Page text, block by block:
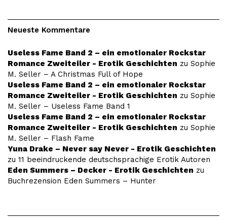
Neueste Kommentare
Useless Fame Band 2 – ein emotionaler Rockstar
Romance Zweiteiler - Erotik Geschichten zu Sophie
M. Seller – A Christmas Full of Hope
Useless Fame Band 2 – ein emotionaler Rockstar
Romance Zweiteiler - Erotik Geschichten zu Sophie
M. Seller – Useless Fame Band 1
Useless Fame Band 2 – ein emotionaler Rockstar
Romance Zweiteiler - Erotik Geschichten zu Sophie
M. Seller – Flash Fame
Yuna Drake – Never say Never - Erotik Geschichten
zu 11 beeindruckende deutschsprachige Erotik Autoren
Eden Summers – Decker - Erotik Geschichten zu
Buchrezension Eden Summers – Hunter